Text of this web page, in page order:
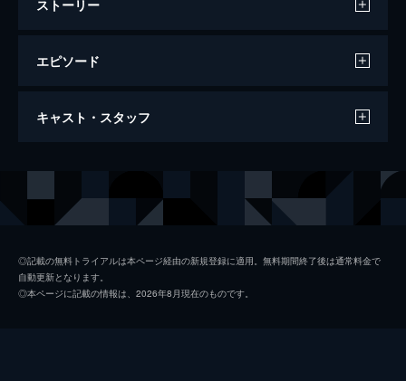
ストーリー
エピソード
ブラッド・チェイサー 呪術捜査線
キャスト・スタッフ
コール・ハウザー
◎記載の無料トライアルは本ページ経由の新規登録に適用。無料期間終了後は通常料金で
自動更新となります。
◎本ページに記載の情報は、2026年8月現在のものです。